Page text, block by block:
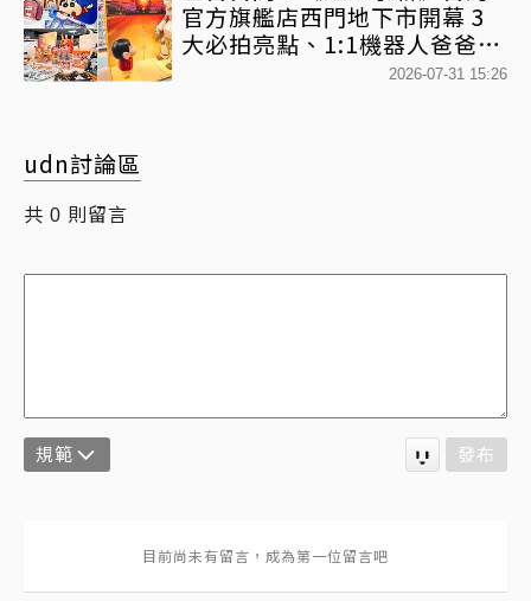
官方旗艦店西門地下市開幕 3
大必拍亮點、1:1機器人爸爸、
百款日本直送周邊快搶2026-07-31 15:26
udn討論區
共 0 則留言
規範 發布